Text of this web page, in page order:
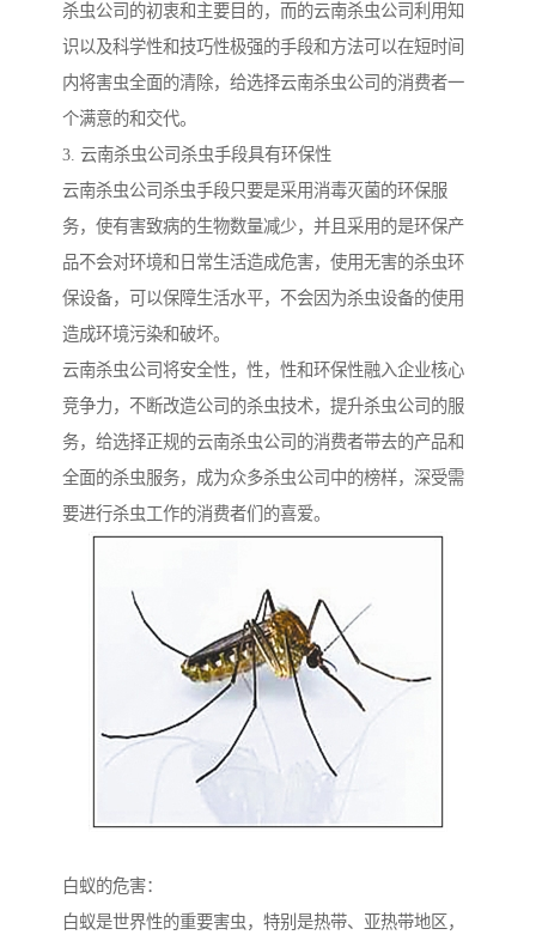
杀虫公司的初衷和主要目的，而的云南杀虫公司利用知
识以及科学性和技巧性极强的手段和方法可以在短时间
内将害虫全面的清除，给选择云南杀虫公司的消费者一
个满意的和交代。
3. 云南杀虫公司杀虫手段具有环保性
云南杀虫公司杀虫手段只要是采用消毒灭菌的环保服
务，使有害致病的生物数量减少，并且采用的是环保产
品不会对环境和日常生活造成危害，使用无害的杀虫环
保设备，可以保障生活水平，不会因为杀虫设备的使用
造成环境污染和破坏。
云南杀虫公司将安全性，性，性和环保性融入企业核心
竞争力，不断改造公司的杀虫技术，提升杀虫公司的服
务，给选择正规的云南杀虫公司的消费者带去的产品和
全面的杀虫服务，成为众多杀虫公司中的榜样，深受需
要进行杀虫工作的消费者们的喜爱。
白蚁的危害：
白蚁是世界性的重要害虫，特别是热带、亚热带地区，